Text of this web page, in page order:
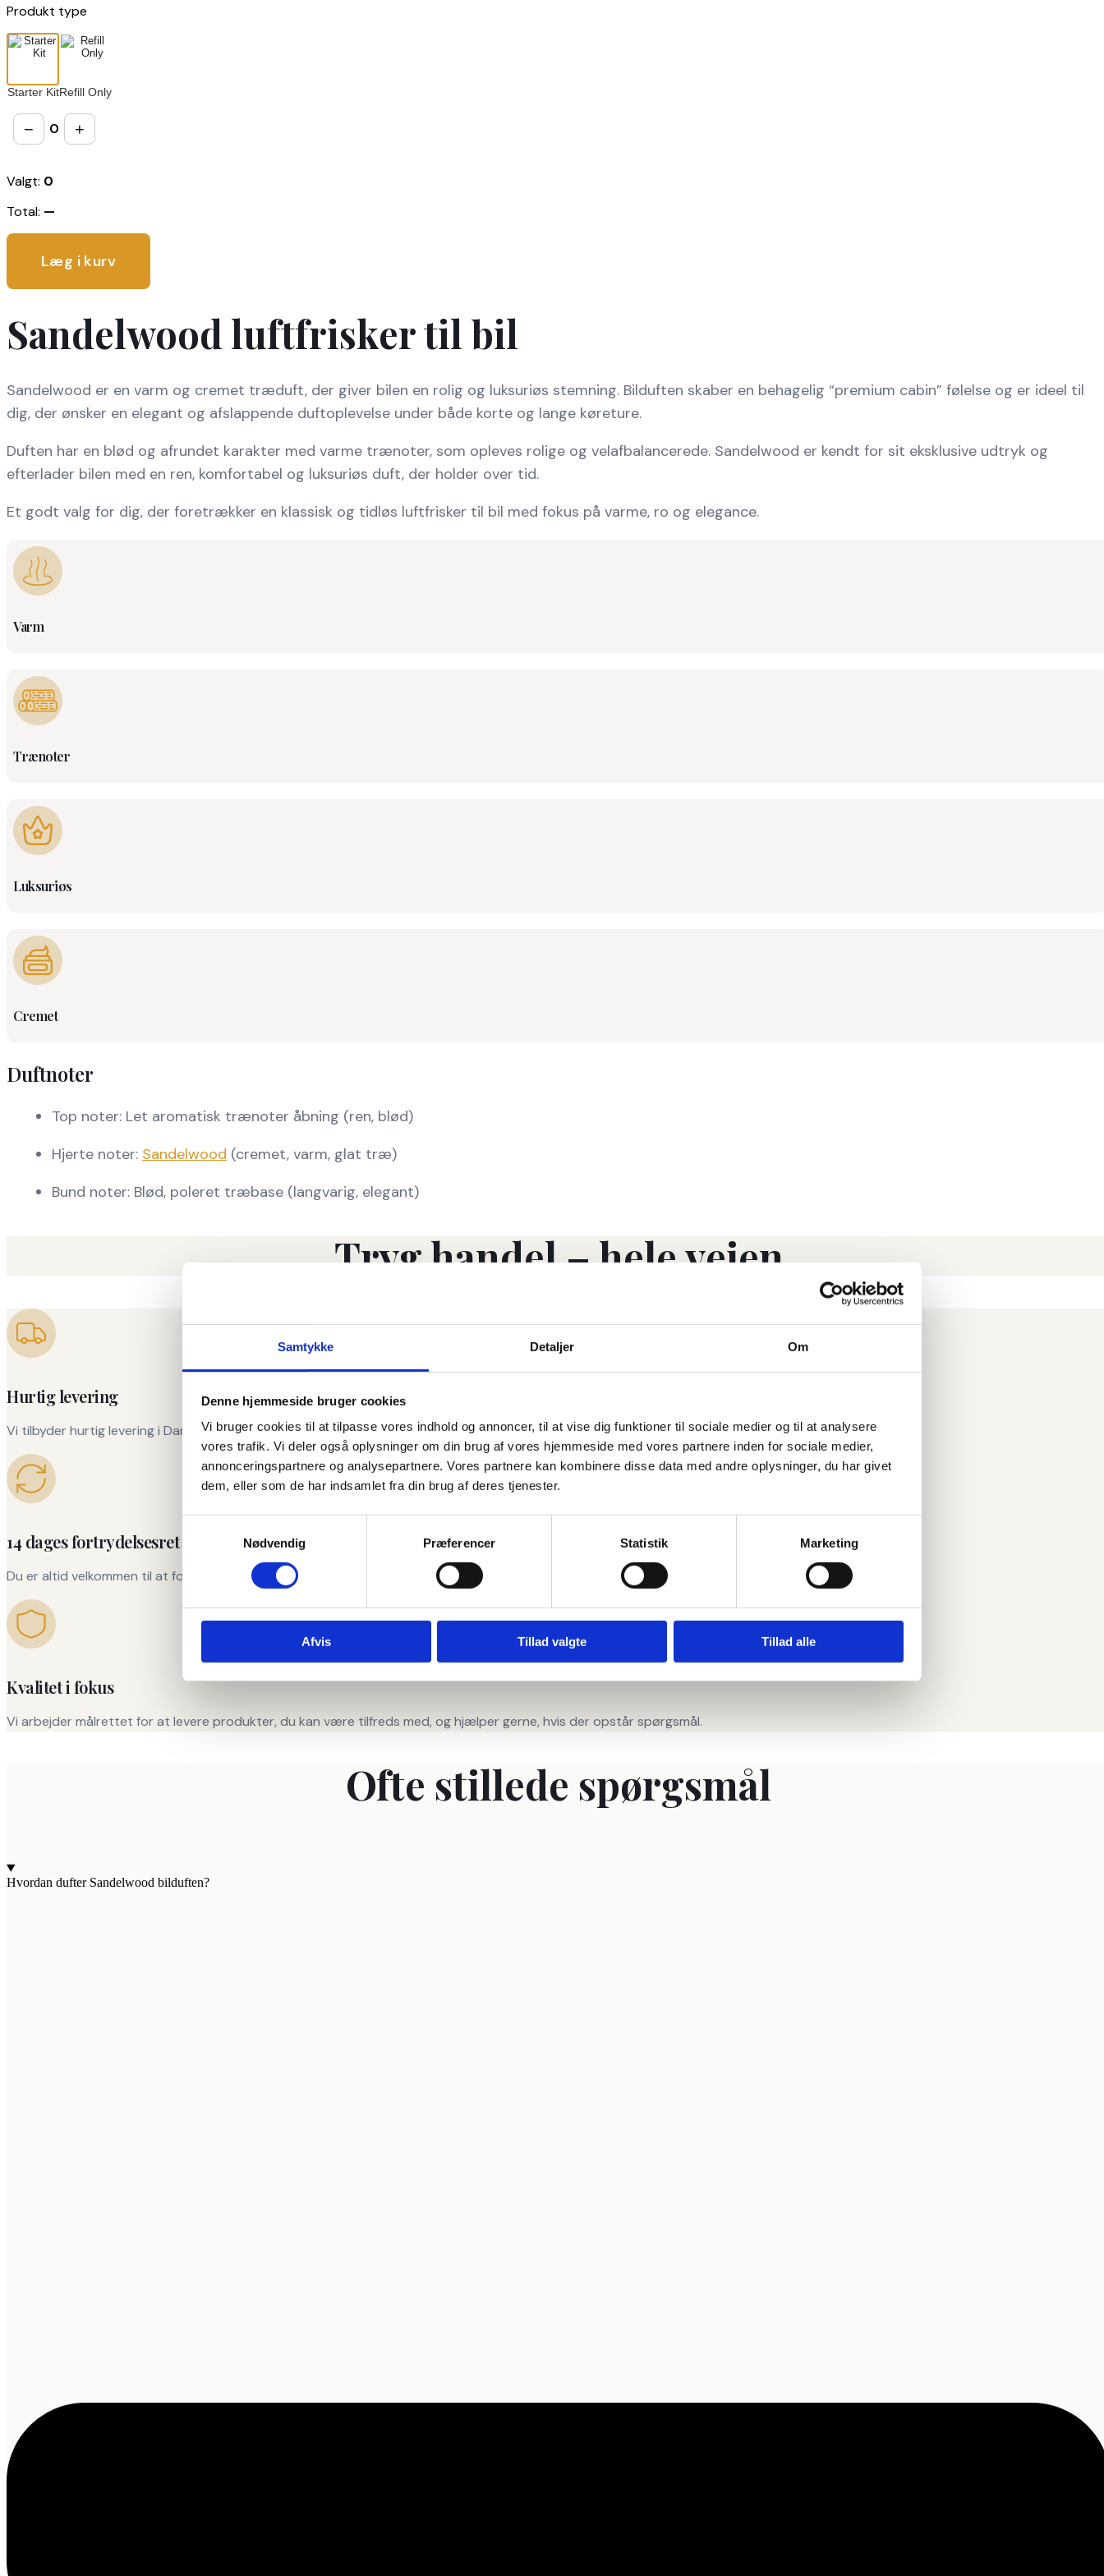
Samtykke Detaljer Om
Denne hjemmeside bruger cookies
Vi bruger cookies til at tilpasse vores indhold og annoncer, til at vise dig funktioner til sociale medier og til at analysere
vores trafik. Vi deler også oplysninger om din brug af vores hjemmeside med vores partnere inden for sociale medier,
annonceringspartnere og analysepartnere. Vores partnere kan kombinere disse data med andre oplysninger, du har givet
dem, eller som de har indsamlet fra din brug af deres tjenester.
Nødvendig
Præferencer Statistik Marketing
Afvis Tillad valgte Tillad alle
Produkt type
Starter KitRefill Only
− 0 +
Valgt: 0
Total: —
Læg i kurv
Sandelwood luftfrisker til bil
Sandelwood er en varm og cremet træduft, der giver bilen en rolig og luksuriøs stemning. Bilduften skaber en behagelig “premium cabin” følelse og er ideel til
dig, der ønsker en elegant og afslappende duftoplevelse under både korte og lange køreture.
Duften har en blød og afrundet karakter med varme trænoter, som opleves rolige og velafbalancerede. Sandelwood er kendt for sit eksklusive udtryk og
efterlader bilen med en ren, komfortabel og luksuriøs duft, der holder over tid.
Et godt valg for dig, der foretrækker en klassisk og tidløs luftfrisker til bil med fokus på varme, ro og elegance.
Varm
Trænoter
Luksuriøs
Cremet
Duftnoter
Top noter: Let aromatisk trænoter åbning (ren, blød)
Hjerte noter: Sandelwood (cremet, varm, glat træ)
Bund noter: Blød, poleret træbase (langvarig, elegant)
Tryg handel – hele vejen
Hurtig levering
Vi tilbyder hurtig levering i Danmark, så du får din bilduft leveret hurtigt og nemt.
14 dages fortrydelsesret
Du er altid velkommen til at fortryde dit køb inden for 14 dage, så længe produktet er uåbnet og returneres i original emballage.
Kvalitet i fokus
Vi arbejder målrettet for at levere produkter, du kan være tilfreds med, og hjælper gerne, hvis der opstår spørgsmål.
Ofte stillede spørgsmål
Hvordan dufter Sandelwood bilduften?